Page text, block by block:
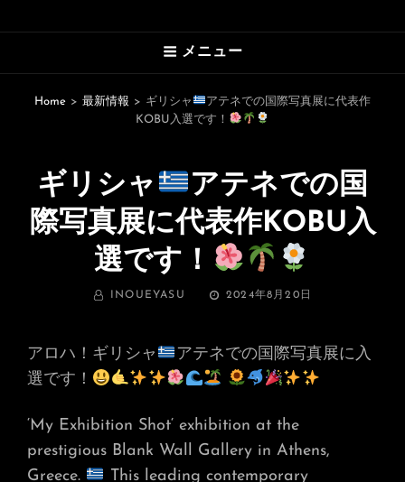
HAWAII’S MARVELOUS PHOTO
An Uplifting Photo Collection By
Photographer Yasu
メニュー
Home > 最新情報 > ギリシャ
アテネでの国際写真展に代表作
KOBU入選です！
ギリシャ
アテネでの国
際写真展に代表作KOBU入
選です！
BY INOUEYASU
投
2024年8月20日
アロハ！ギリシャ
アテネでの国際写真展に入
選です！
‘My Exhibition Shot‘ exhibition at the
prestigious Blank Wall Gallery in Athens,
Greece.
This leading contemporary